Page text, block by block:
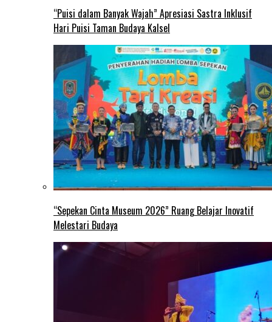
“Puisi dalam Banyak Wajah” Apresiasi Sastra Inklusif
Hari Puisi Taman Budaya Kalsel
“Sepekan Cinta Museum 2026” Ruang Belajar Inovatif
Melestari Budaya